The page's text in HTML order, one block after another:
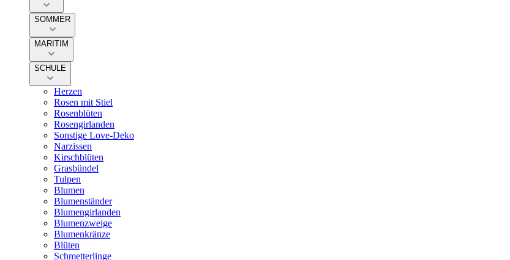
SOMMER
MARITIM
SCHULE
Herzen
Rosen mit Stiel
Rosenblüten
Rosengirlanden
Sonstige Love-Deko
Narzissen
Kirschblüten
Grasbündel
Tulpen
Blumen
Blumenständer
Blumengirlanden
Blumenzweige
Blumenkränze
Blüten
Schmetterlinge